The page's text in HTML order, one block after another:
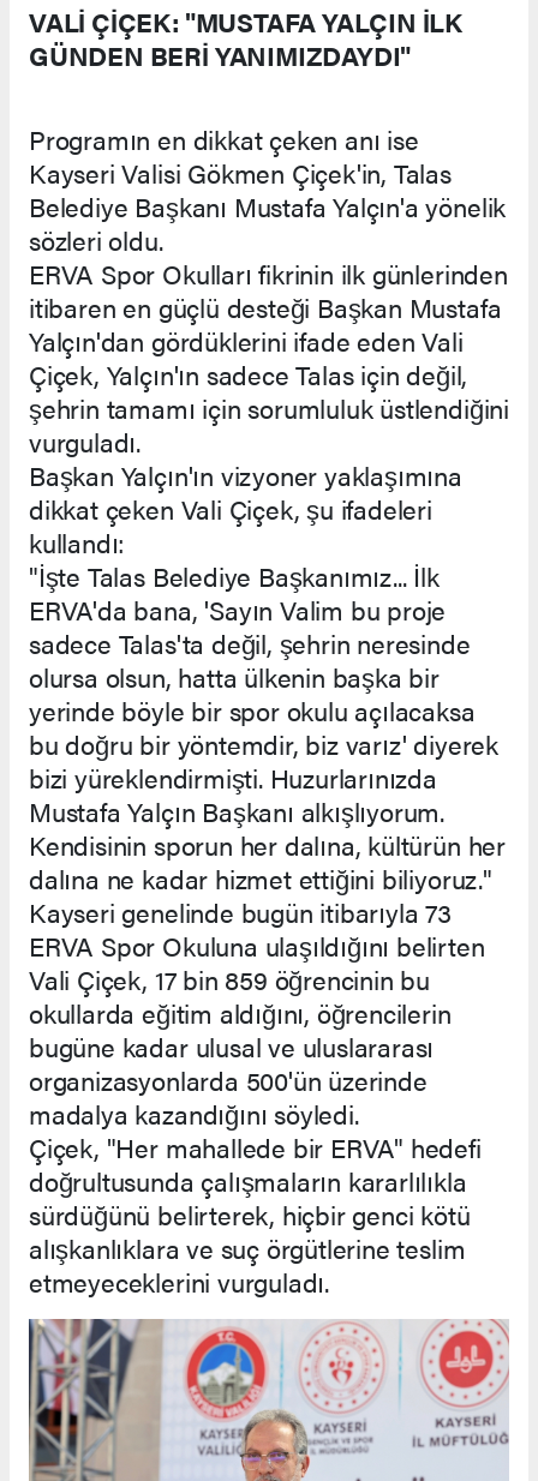
VALİ ÇİÇEK: "MUSTAFA YALÇIN İLK
GÜNDEN BERİ YANIMIZDAYDI"
Programın en dikkat çeken anı ise
Kayseri Valisi Gökmen Çiçek'in, Talas
Belediye Başkanı Mustafa Yalçın'a yönelik
sözleri oldu.
ERVA Spor Okulları fikrinin ilk günlerinden
itibaren en güçlü desteği Başkan Mustafa
Yalçın'dan gördüklerini ifade eden Vali
Çiçek, Yalçın'ın sadece Talas için değil,
şehrin tamamı için sorumluluk üstlendiğini
vurguladı.
Başkan Yalçın'ın vizyoner yaklaşımına
dikkat çeken Vali Çiçek, şu ifadeleri
kullandı:
"İşte Talas Belediye Başkanımız... İlk
ERVA'da bana, 'Sayın Valim bu proje
sadece Talas'ta değil, şehrin neresinde
olursa olsun, hatta ülkenin başka bir
yerinde böyle bir spor okulu açılacaksa
bu doğru bir yöntemdir, biz varız' diyerek
bizi yüreklendirmişti. Huzurlarınızda
Mustafa Yalçın Başkanı alkışlıyorum.
Kendisinin sporun her dalına, kültürün her
dalına ne kadar hizmet ettiğini biliyoruz."
Kayseri genelinde bugün itibarıyla 73
ERVA Spor Okuluna ulaşıldığını belirten
Vali Çiçek, 17 bin 859 öğrencinin bu
okullarda eğitim aldığını, öğrencilerin
bugüne kadar ulusal ve uluslararası
organizasyonlarda 500'ün üzerinde
madalya kazandığını söyledi.
Çiçek, "Her mahallede bir ERVA" hedefi
doğrultusunda çalışmaların kararlılıkla
sürdüğünü belirterek, hiçbir genci kötü
alışkanlıklara ve suç örgütlerine teslim
etmeyeceklerini vurguladı.